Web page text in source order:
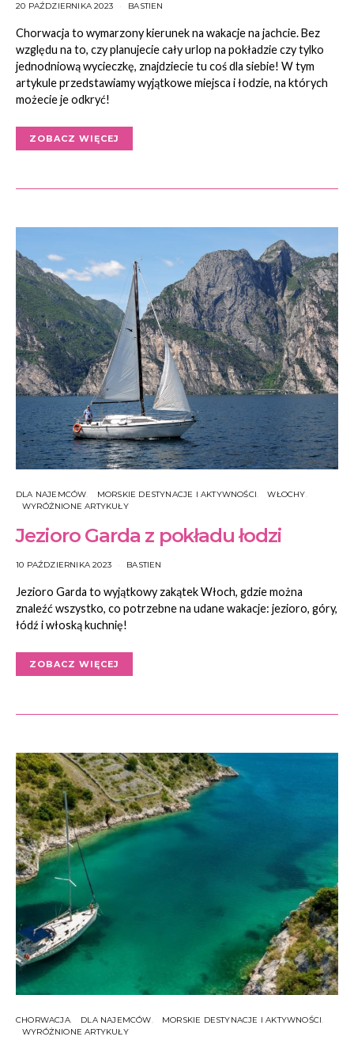
20 PAŹDZIERNIKA 2023 BASTIEN
Chorwacja to wymarzony kierunek na wakacje na jachcie. Bez
względu na to, czy planujecie cały urlop na pokładzie czy tylko
jednodniową wycieczkę, znajdziecie tu coś dla siebie! W tym
artykule przedstawiamy wyjątkowe miejsca i łodzie, na których
możecie je odkryć!
ZOBACZ WIĘCEJ
DLA NAJEMCÓW MORSKIE DESTYNACJE I AKTYWNOŚCI
WŁOCHY
WYRÓŻNIONE ARTYKUŁY
Jezioro Garda z pokładu łodzi
10 PAŹDZIERNIKA 2023 BASTIEN
Jezioro Garda to wyjątkowy zakątek Włoch, gdzie można
znaleźć wszystko, co potrzebne na udane wakacje: jezioro, góry,
łódź i włoską kuchnię!
ZOBACZ WIĘCEJ
CHORWACJA DLA NAJEMCÓW
MORSKIE DESTYNACJE I AKTYWNOŚCI
WYRÓŻNIONE ARTYKUŁY